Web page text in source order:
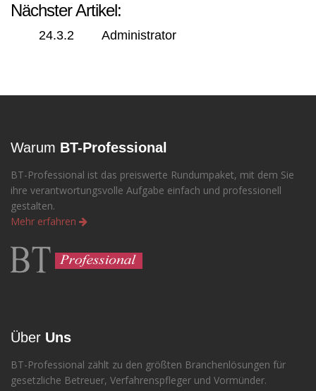
Nächster Artikel:
24.3.2 Administrator
Warum BT-Professional
BT-Professional ist das preiswerte Rundumpaket, mit dem Sie
ihre verantwortungsvolle Aufgabe einfach und professionell
gestalten.
Mehr erfahren
Über Uns
BT-Professional zählt zu den größten Branchenlösungen für
gesetzliche Betreuer, Verfahrenspfleger und Vormünder.